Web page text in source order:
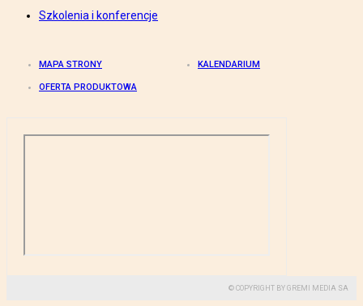
Szkolenia i konferencje
MAPA STRONY KALENDARIUM
OFERTA PRODUKTOWA
© COPYRIGHT BY GREMI MEDIA SA